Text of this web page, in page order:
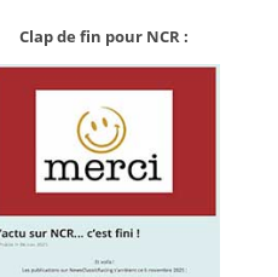
Clap de fin pour NCR :